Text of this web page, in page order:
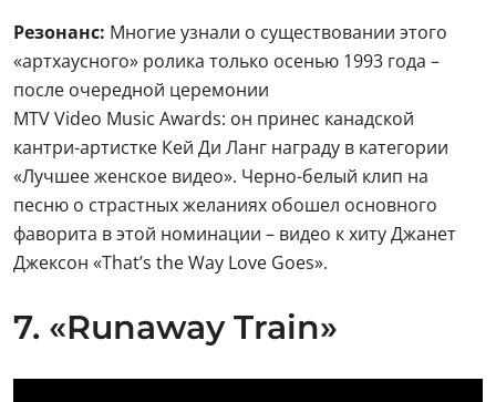
Резонанс: Многие узнали о существовании этого
«артхаусного» ролика только осенью 1993 года –
после очередной церемонии
MTV Video Music Awards: он принес канадской
кантри-артистке Кей Ди Ланг награду в категории
«Лучшее женское видео». Черно-белый клип на
песню о страстных желаниях обошел основного
фаворита в этой номинации – видео к хиту Джанет
Джексон «That’s the Way Love Goes».
7. «Runaway Train»